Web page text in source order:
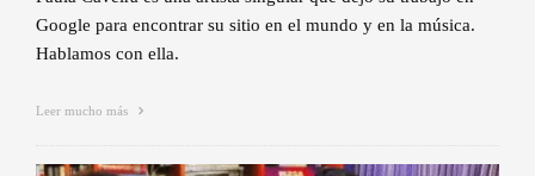
Google para encontrar su sitio en el mundo y en la música.
Hablamos con ella.
Leer mucho más